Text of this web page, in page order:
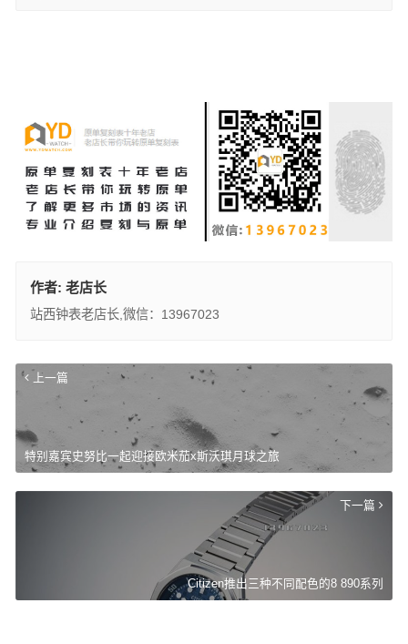
作者: 老店长
站西钟表老店长,微信：13967023
上一篇
特别嘉宾史努比一起迎接欧米茄x斯沃琪月球之旅
下一篇
Citizen推出三种不同配色的8 890系列